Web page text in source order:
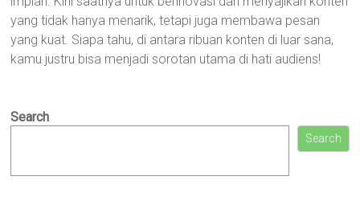
yang tidak hanya menarik, tetapi juga membawa pesan
yang kuat. Siapa tahu, di antara ribuan konten di luar sana,
kamu justru bisa menjadi sorotan utama di hati audiens!
Search
Search